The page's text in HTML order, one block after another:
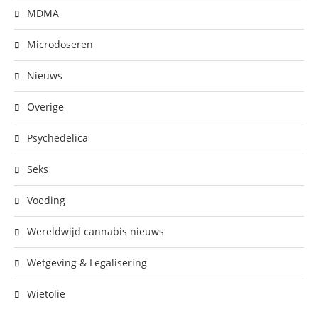
MDMA
Microdoseren
Nieuws
Overige
Psychedelica
Seks
Voeding
Wereldwijd cannabis nieuws
Wetgeving & Legalisering
Wietolie